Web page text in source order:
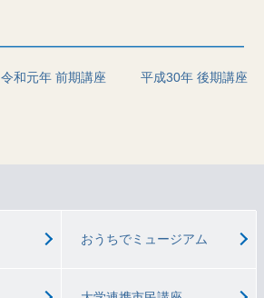
令和元年 前期講座 平成30年 後期講座
おうちでミュージアム